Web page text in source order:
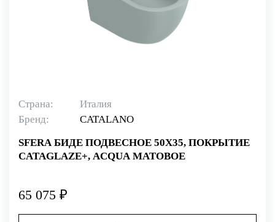
Страна:
Италия
Бренд:
CATALANO
SFERA БИДЕ ПОДВЕСНОЕ 50Х35, ПОКРЫТИЕ
CATAGLAZE+, ACQUA МАТОВОЕ
65 075 ₽